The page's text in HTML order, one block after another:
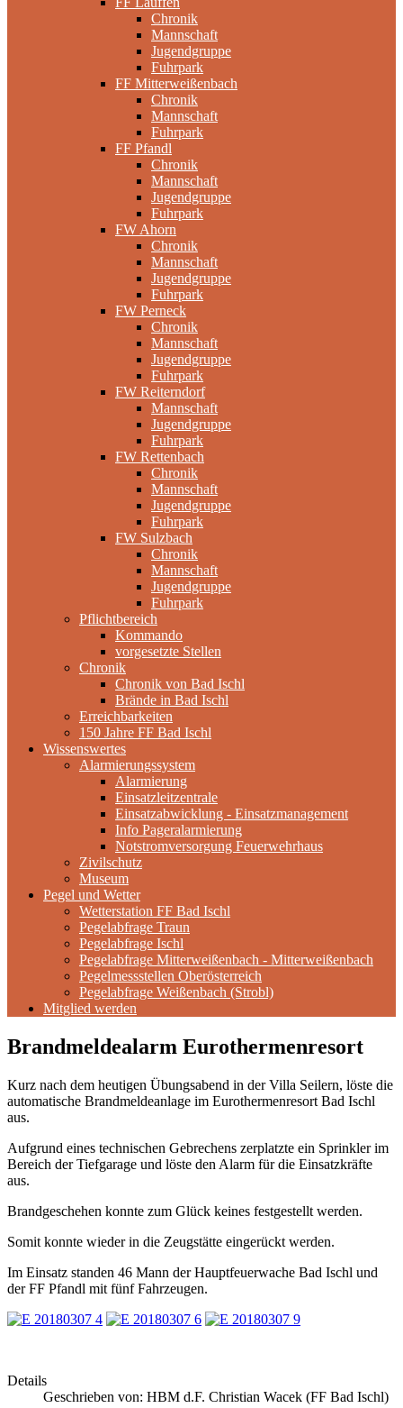
Chronik
Mannschaft
Jugendgruppe
Fuhrpark
FF Mitterweißenbach
Chronik
Mannschaft
Fuhrpark
FF Pfandl
Chronik
Mannschaft
Jugendgruppe
Fuhrpark
FW Ahorn
Chronik
Mannschaft
Jugendgruppe
Fuhrpark
FW Perneck
Chronik
Mannschaft
Jugendgruppe
Fuhrpark
FW Reiterndorf
Mannschaft
Jugendgruppe
Fuhrpark
FW Rettenbach
Chronik
Mannschaft
Jugendgruppe
Fuhrpark
FW Sulzbach
Chronik
Mannschaft
Jugendgruppe
Fuhrpark
Pflichtbereich
Kommando
vorgesetzte Stellen
Chronik
Chronik von Bad Ischl
Brände in Bad Ischl
Erreichbarkeiten
150 Jahre FF Bad Ischl
Wissenswertes
Alarmierungssystem
Alarmierung
Einsatzleitzentrale
Einsatzabwicklung - Einsatzmanagement
Info Pageralarmierung
Notstromversorgung Feuerwehrhaus
Zivilschutz
Museum
Pegel und Wetter
Wetterstation FF Bad Ischl
Pegelabfrage Traun
Pegelabfrage Ischl
Pegelabfrage Mitterweißenbach - Mitterweißenbach
Pegelmessstellen Oberösterreich
Pegelabfrage Weißenbach (Strobl)
Mitglied werden
Brandmeldealarm Eurothermenresort
Kurz nach dem heutigen Übungsabend in der Villa Seilern, löste die
automatische Brandmeldeanlage im Eurothermenresort Bad Ischl
aus.
Aufgrund eines technischen Gebrechens zerplatzte ein Sprinkler im
Bereich der Tiefgarage und löste den Alarm für die Einsatzkräfte
aus.
Brandgeschehen konnte zum Glück keines festgestellt werden.
Somit konnte wieder in die Zeugstätte eingerückt werden.
Im Einsatz standen 46 Mann der Hauptfeuerwache Bad Ischl und
der FF Pfandl mit fünf Fahrzeugen.
Details
Geschrieben von: HBM d.F. Christian Wacek (FF Bad Ischl)